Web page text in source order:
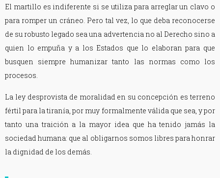
El martillo es indiferente si se utiliza para arreglar un clavo o
para romper un cráneo. Pero tal vez, lo que deba reconocerse
de su robusto legado sea una advertencia no al Derecho sino a
quien lo empuña y a los Estados que lo elaboran para que
busquen siempre humanizar tanto las normas como los
procesos.
La ley desprovista de moralidad en su concepción es terreno
fértil para la tiranía, por muy formalmente válida que sea, y por
tanto una traición a la mayor idea que ha tenido jamás la
sociedad humana: que al obligarnos somos libres para honrar
la dignidad de los demás.